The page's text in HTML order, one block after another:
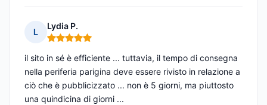
L
Lydia P.
Nota: 5 su 5
il sito in sé è efficiente ... tuttavia, il tempo di consegna
nella periferia parigina deve essere rivisto in relazione a
ciò che è pubblicizzato ... non è 5 giorni, ma piuttosto
una quindicina di giorni ...